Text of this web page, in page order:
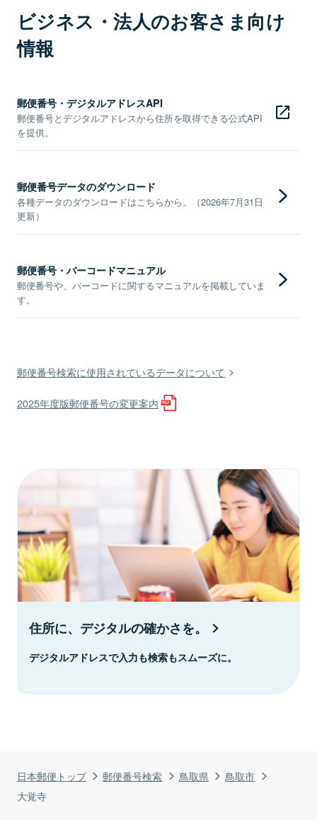
日本郵便トップ 郵便番号検索 鳥取県
鳥取市
大覚寺
ビジネス・法人のお客さま向け
情報
郵便番号・デジタルアドレスAPI
郵便番号とデジタルアドレスから住所を取得できる公式API
を提供。
郵便番号データのダウンロード
各種データのダウンロードはこちらから。（2026年7月31日
更新）
郵便番号・バーコードマニュアル
郵便番号や、バーコードに関するマニュアルを掲載していま
す。
郵便番号検索に使用されているデータについて
2025年度版郵便番号の変更案内
住所に、デジタルの確かさを。
デジタルアドレスで入力も検索もスムーズに。